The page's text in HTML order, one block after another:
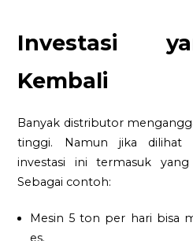
Investasi
Kembali
Banyak distributor
tinggi. Namun jika dilihat
investasi ini termasuk
Sebagai contoh:
Mesin 5 ton per hari bisa
es.